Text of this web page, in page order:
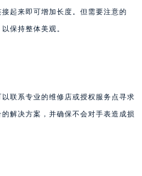
起来即可增加长度。但需要注意的
保持整体美观。
联系专业的维修店或授权服务点寻求
解决方案，并确保不会对手表造成损